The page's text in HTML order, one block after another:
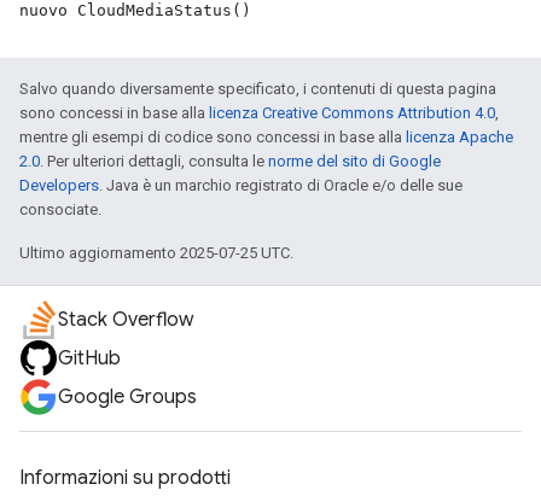
nuovo CloudMediaStatus()
Salvo quando diversamente specificato, i contenuti di questa pagina
sono concessi in base alla licenza Creative Commons Attribution 4.0,
mentre gli esempi di codice sono concessi in base alla licenza Apache
2.0. Per ulteriori dettagli, consulta le norme del sito di Google
Developers. Java è un marchio registrato di Oracle e/o delle sue
consociate.
Ultimo aggiornamento 2025-07-25 UTC.
Stack Overflow
GitHub
Google Groups
Informazioni su prodotti